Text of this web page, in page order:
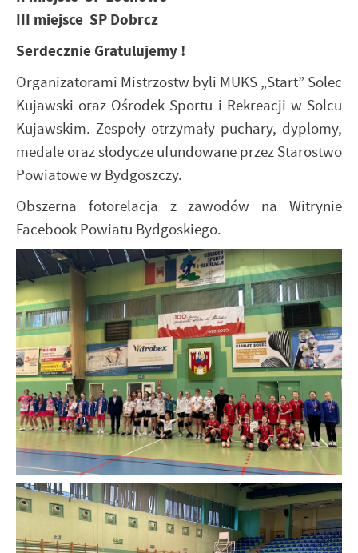
III miejsce SP Dobrcz
Serdecznie Gratulujemy !
Organizatorami Mistrzostw byli MUKS „Start” Solec
Kujawski oraz Ośrodek Sportu i Rekreacji w Solcu
Kujawskim. Zespoły otrzymały puchary, dyplomy,
medale oraz słodycze ufundowane przez Starostwo
Powiatowe w Bydgoszczy.
Obszerna fotorelacja z zawodów na Witrynie
Facebook Powiatu Bydgoskiego.